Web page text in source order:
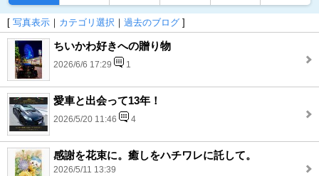
[ 写真表示 ｜ カテゴリ選択 ｜ 過去のブログ ]
ちいかわ好きへの贈り物
2026/6/6 17:29 1
愛車と出会って13年！
2026/5/20 11:46 4
感謝を花束に。癒しをハチワレに託して。
2026/5/11 13:39